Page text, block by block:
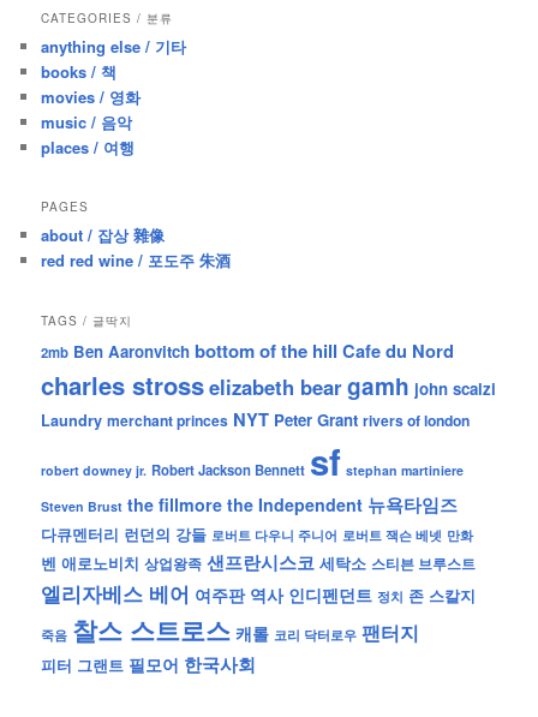
r
h
CATEGORIES / 분류
anything else / 기타
books / 책
movies / 영화
music / 음악
places / 여행
PAGES
about / 잡상 雜像
red red wine / 포도주 朱酒
TAGS / 글딱지
2mb Ben Aaronvitch bottom of the hill Cafe du Nord
charles strosselizabeth beargamh john scalzi
Laundry merchant princes NYT Peter Grant rivers of london
robert downey jr. Robert Jackson Bennett sf stephan martiniere
Steven Brust the fillmore the Independent 뉴욕타임즈
다큐멘터리 런던의 강들 로버트 다우니 주니어 로버트 잭슨 베넷 만화
벤 애로노비치 상업왕족 샌프란시스코 세탁소 스티븐 브루스트
엘리자베스 베어 여주판 역사 인디펜던트 정치 존 스칼지
죽음 찰스 스트로스 캐롤 코리 닥터로우 팬터지
피터 그랜트 필모어 한국사회